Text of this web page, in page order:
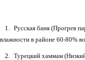
Русская баня (Прогрев
влажности в районе 60-80%
Турецкий хаммам